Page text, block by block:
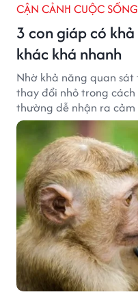
CẬN CẢNH CUỘC SỐNG
3 con giáp có
khác khá nhanh
Nhờ khả năng quan
thay đổi nhỏ trong
thường dễ nhận ra
đối diện.